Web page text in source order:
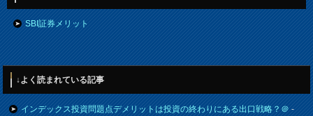
SBI証券メリット
↓よく読まれている記事
インデックス投資問題点デメリットは投資の終わりにある出口戦略？＠-